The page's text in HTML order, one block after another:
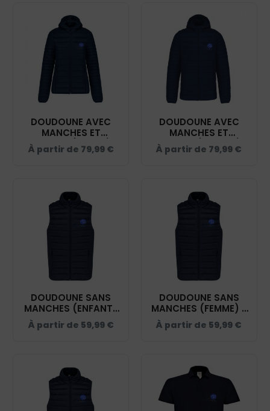
DOUDOUNE AVEC
MANCHES ET
CAPUCHE (FEMME) -
ECURIE SOPHIE
À partir de 79,99 €
DOUDOUNE AVEC
MANCHES ET
CAPUCHE (HOMME) -
ECURIE SOPHIE
À partir de 79,99 €
DOUDOUNE SANS
MANCHES (ENFANT)
- ECURIE SOPHIE
DECHOUX - NAVY -
À partir de 59,99 €
DOUDOUNE SANS
MANCHES (FEMME) -
ECURIE SOPHIE
DECHOUX - NAVY -
À partir de 59,99 €